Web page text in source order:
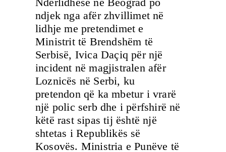
ndjek nga afër zhvillimet në
lidhje me pretendimet e
Ministrit të Brendshëm të
Serbisë, Ivica Daçiq për një
incident në magjistralen afër
Loznicës në Serbi, ku
pretendon që ka mbetur i vrarë
një polic serb dhe i përfshirë në
këtë rast sipas tij është një
shtetas i Republikës së
Kosovës. Ministria e Punëve të